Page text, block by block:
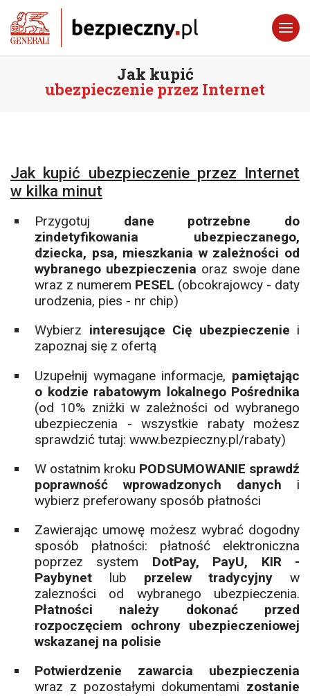
Jak kupić
ubezpieczenie przez Internet
Jak kupić ubezpieczenie przez Internet
w kilka minut
Przygotuj dane potrzebne do
zindetyfikowania ubezpieczanego,
dziecka, psa, mieszkania w zależności od
wybranego ubezpieczenia oraz swoje dane
wraz z numerem PESEL (obcokrajowcy - daty
urodzenia, pies - nr chip)
Wybierz interesujące Cię ubezpieczenie i
zapoznaj się z ofertą
Uzupełnij wymagane informacje, pamiętając
o kodzie rabatowym lokalnego Pośrednika
(od 10% zniżki w zależności od wybranego
ubezpieczenia - wszystkie rabaty możesz
sprawdzić tutaj: www.bezpieczny.pl/rabaty)
W ostatnim kroku PODSUMOWANIE sprawdź
poprawność wprowadzonych danych i
wybierz preferowany sposób płatności
Zawierając umowę możesz wybrać dogodny
sposób płatności: płatność elektroniczna
poprzez system DotPay, PayU, KIR -
Paybynet lub przelew tradycyjny w
zalezności od wybranego ubezpieczenia.
Płatności należy dokonać przed
rozpoczęciem ochrony ubezpieczeniowej
wskazanej na polisie
Potwierdzenie zawarcia ubezpieczenia
wraz z pozostałymi dokumentami zostanie